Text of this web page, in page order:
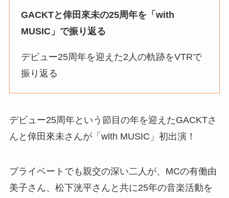
GACKTと倖田來未の25周年を「with
MUSIC」で振り返る
デビュー25周年を迎えた2人の軌跡をVTRで
振り返る
デビュー25周年という節目の年を迎えたGACKTさ
んと倖田來未さんが「with MUSIC」初出演！
プライベートでも親交の深い二人が、MCの有働由
美子さん、松下洸平さんと共に25年の音楽活動を